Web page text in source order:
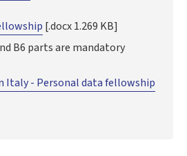
[.docx 1.269 KB]
B6 parts are mandatory
Italy - Personal data fellowship